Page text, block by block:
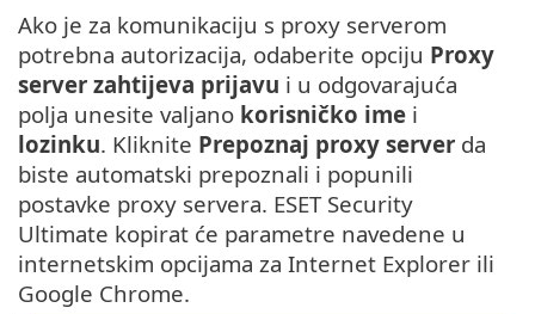
Ako je za komunikaciju s proxy serverom
potrebna autorizacija, odaberite opciju Proxy
server zahtijeva prijavu i u odgovarajuća
polja unesite valjano korisničko ime i
lozinku. Kliknite Prepoznaj proxy server da
biste automatski prepoznali i popunili
postavke proxy servera. ESET Security
Ultimate kopirat će parametre navedene u
internetskim opcijama za Internet Explorer ili
Google Chrome.